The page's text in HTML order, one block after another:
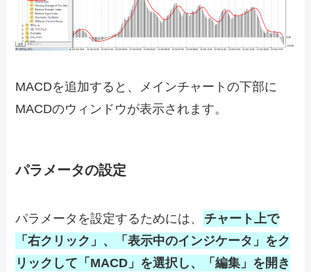
MACDを追加すると、メインチャートの下部に
MACDのウィンドウが表示されます。
パラメータの設定
パラメータを設定するためには、
チャート上で
「右クリック」、「表示中のインジケータ」をク
リックして「MACD」を選択し、「編集」を開き